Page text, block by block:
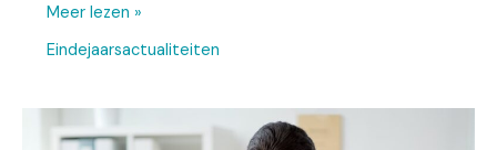
Meer lezen »
Eindejaarsactualiteiten